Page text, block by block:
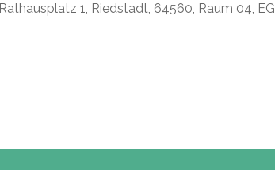
Rathausplatz 1, Riedstadt, 64560, Raum 04, EG